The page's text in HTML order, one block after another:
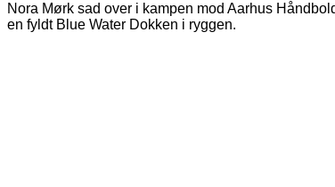
Nora Mørk sad over i kampen mod Aarhus
en fyldt Blue Water Dokken i ryggen.